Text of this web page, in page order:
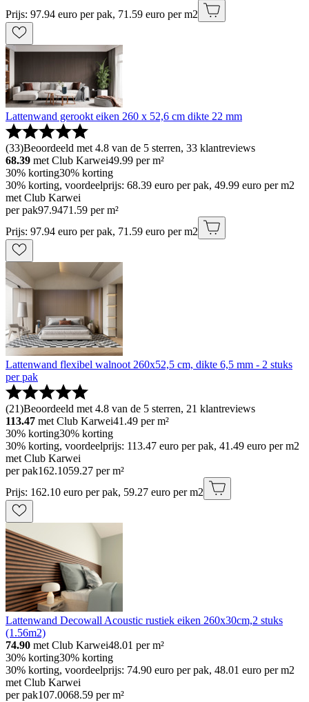
Prijs: 97.94 euro per pak, 71.59 euro per m2
Lattenwand gerookt eiken 260 x 52,6 cm dikte 22 mm
(33)Beoordeeld met 4.8 van de 5 sterren, 33 klantreviews
68.39 met Club Karwei49.99 per m²
30% korting30% korting
30% korting, voordeelprijs: 68.39 euro per pak, 49.99 euro per m2
met Club Karwei
per pak97.9471.59 per m²
Prijs: 97.94 euro per pak, 71.59 euro per m2
Lattenwand flexibel walnoot 260x52,5 cm, dikte 6,5 mm - 2 stuks
per pak
(21)Beoordeeld met 4.8 van de 5 sterren, 21 klantreviews
113.47 met Club Karwei41.49 per m²
30% korting30% korting
30% korting, voordeelprijs: 113.47 euro per pak, 41.49 euro per m2
met Club Karwei
per pak162.1059.27 per m²
Prijs: 162.10 euro per pak, 59.27 euro per m2
Lattenwand Decowall Acoustic rustiek eiken 260x30cm,2 stuks
(1.56m2)
74.90 met Club Karwei48.01 per m²
30% korting30% korting
30% korting, voordeelprijs: 74.90 euro per pak, 48.01 euro per m2
met Club Karwei
per pak107.0068.59 per m²